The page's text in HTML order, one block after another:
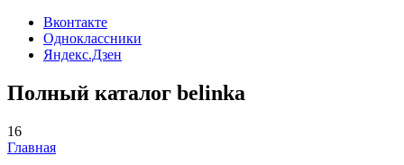
Вконтакте
Одноклассники
Яндекс.Дзен
Полный каталог belinka
16
Главная